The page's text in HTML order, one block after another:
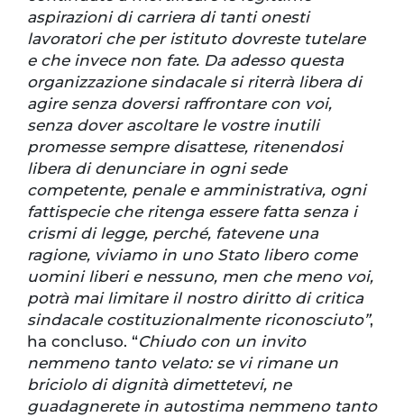
aspirazioni di carriera di tanti onesti
lavoratori che per istituto dovreste tutelare
e che invece non fate. Da adesso questa
organizzazione sindacale si riterrà libera di
agire senza doversi raffrontare con voi,
senza dover ascoltare le vostre inutili
promesse sempre disattese, ritenendosi
libera di denunciare in ogni sede
competente, penale e amministrativa, ogni
fattispecie che ritenga essere fatta senza i
crismi di legge, perché, fatevene una
ragione, viviamo in uno Stato libero come
uomini liberi e nessuno, men che meno voi,
potrà mai limitare il nostro diritto di critica
sindacale costituzionalmente riconosciuto”,
ha concluso. “Chiudo con un invito
nemmeno tanto velato: se vi rimane un
briciolo di dignità dimettetevi, ne
guadagnerete in autostima nemmeno tanto